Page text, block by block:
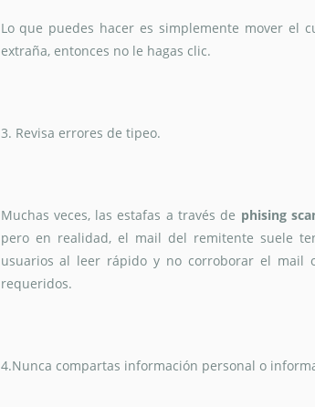
Lo que puedes hacer es simplemente mover el
extraña, entonces no le hagas clic.
3. Revisa errores de tipeo.
Muchas veces, las estafas a través de phising
pero en realidad, el mail del remitente suele
usuarios al leer rápido y no corroborar el mail
requeridos.
4.Nunca compartas información personal o